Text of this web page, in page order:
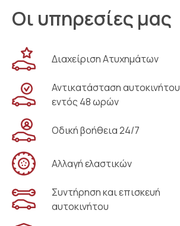
Οι υπηρεσίες μας
Διαχείριση Ατυχημάτων
Αντικατάσταση αυτοκινήτου
εντός 48 ωρών
Οδική βοήθεια 24/7
Αλλαγή ελαστικών
Συντήρηση και επισκευή
αυτοκινήτου